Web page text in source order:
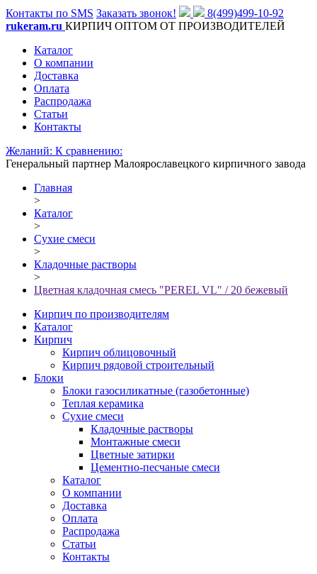
Контакты по SMS Заказать звонок!
8(499)499-10-92
rukeram.ru КИРПИЧ ОПТОМ ОТ ПРОИЗВОДИТЕЛЕЙ
Каталог
О компании
Доставка
Оплата
Распродажа
Статьи
Контакты
Желаний: К сравнению:
Генеральный партнер Малоярославецкого кирпичного завода
Главная
>
Каталог
>
Сухие смеси
>
Кладочные растворы
>
Цветная кладочная смесь "PEREL VL" / 20 бежевый
Кирпич по производителям
Каталог
Кирпич
Кирпич облицовочный
Кирпич рядовой строительный
Блоки
Блоки газосиликатные (газобетонные)
Теплая керамика
Сухие смеси
Кладочные растворы
Монтажные смеси
Цветные затирки
Цементно-песчаные смеси
Каталог
О компании
Доставка
Оплата
Распродажа
Статьи
Контакты